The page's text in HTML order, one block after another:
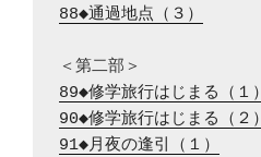
88◆通過地点（３）
89◆修学旅行はじまる（１）
90◆修学旅行はじまる（２）
91◆月夜の逢引（１）